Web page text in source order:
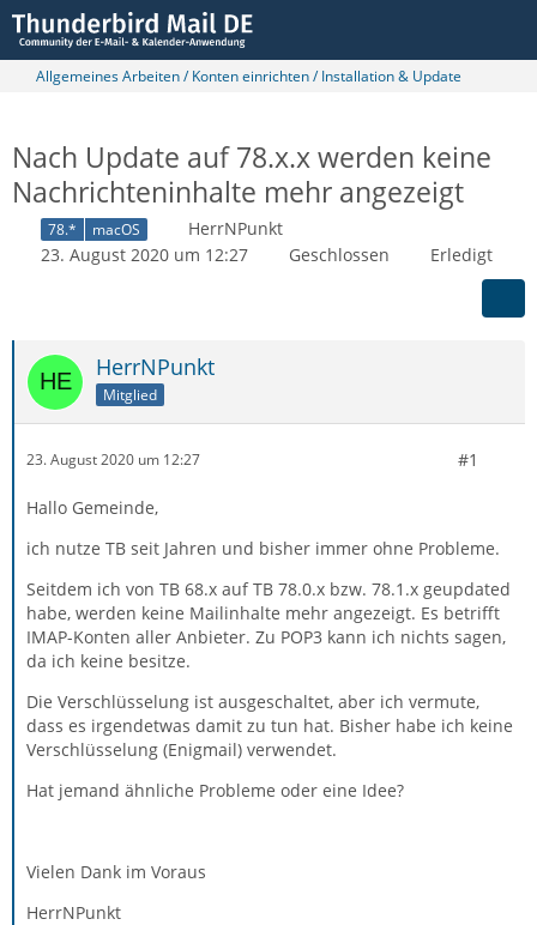
Allgemeines Arbeiten / Konten einrichten / Installation & Update
Nach Update auf 78.x.x werden keine
Nachrichteninhalte mehr angezeigt
78.* macOS
HerrNPunkt
23. August 2020 um 12:27
Geschlossen Erledigt
HerrNPunkt
Mitglied
23. August 2020 um 12:27 #1
Hallo Gemeinde,
ich nutze TB seit Jahren und bisher immer ohne Probleme.
Seitdem ich von TB 68.x auf TB 78.0.x bzw. 78.1.x geupdated
habe, werden keine Mailinhalte mehr angezeigt. Es betrifft
IMAP-Konten aller Anbieter. Zu POP3 kann ich nichts sagen,
da ich keine besitze.
Die Verschlüsselung ist ausgeschaltet, aber ich vermute,
dass es irgendetwas damit zu tun hat. Bisher habe ich keine
Verschlüsselung (Enigmail) verwendet.
Hat jemand ähnliche Probleme oder eine Idee?
Vielen Dank im Voraus
HerrNPunkt